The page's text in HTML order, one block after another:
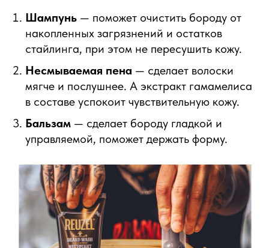
Шампунь — поможет очистить бороду от
накопленных загрязнений и остатков
стайлинга, при этом не пересушить кожу.
Несмываемая пена — сделает волоски
мягче и послушнее. А экстракт гамамелиса
в составе успокоит чувствительную кожу.
Бальзам — сделает бороду гладкой и
управляемой, поможет держать форму.